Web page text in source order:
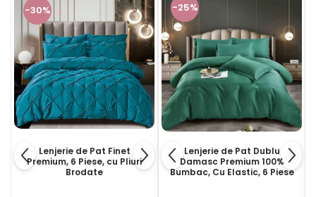
-30%
Lenjerie de Pat Finet
Premium, 6 Piese, cu Pliuri
Brodate
-25%
Lenjerie de Pat Dublu
Damasc Premium 100%
Bumbac, Cu Elastic, 6 Piese